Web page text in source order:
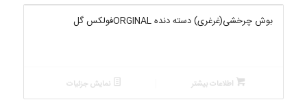
بوش چرخشی(غرغری) دسته دنده ORGINALفولکس گل
اطلاعات بیشتر نمایش جزئیات